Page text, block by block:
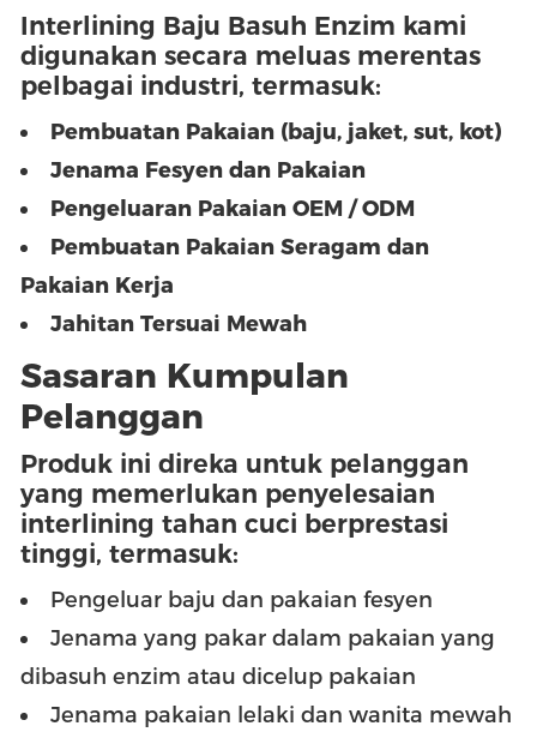
Interlining Baju Basuh Enzim kami
digunakan secara meluas merentas
pelbagai industri, termasuk:
Pembuatan Pakaian (baju, jaket, sut, kot)
Jenama Fesyen dan Pakaian
Pengeluaran Pakaian OEM / ODM
Pembuatan Pakaian Seragam dan
Pakaian Kerja
Jahitan Tersuai Mewah
Sasaran Kumpulan
Pelanggan
Produk ini direka untuk pelanggan
yang memerlukan penyelesaian
interlining tahan cuci berprestasi
tinggi, termasuk:
Pengeluar baju dan pakaian fesyen
Jenama yang pakar dalam pakaian yang
dibasuh enzim atau dicelup pakaian
Jenama pakaian lelaki dan wanita mewah